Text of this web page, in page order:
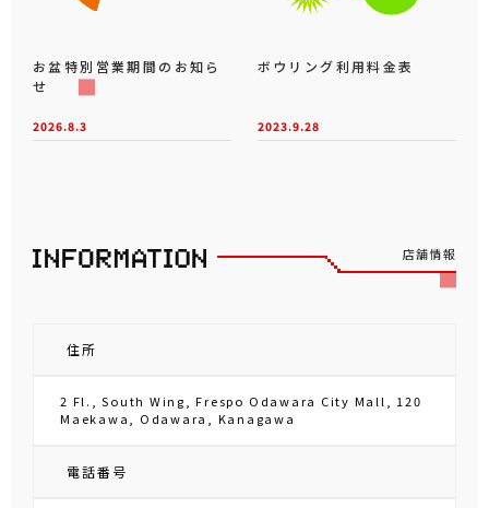
お盆特別営業期間のお知ら
せ
2026.8.3
ボウリング利用料金表
2023.9.28
店舗情報
住所
2 Fl., South Wing, Frespo Odawara City Mall, 120
Maekawa, Odawara, Kanagawa
電話番号